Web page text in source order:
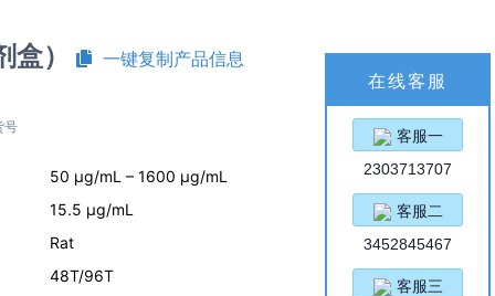
） 一键复制产品信息
号
50 μg/mL – 1600 μg/mL
15.5 μg/mL
Rat
48T/96T
在线客服
客服一
2303713707
客服二
3452845467
客服三